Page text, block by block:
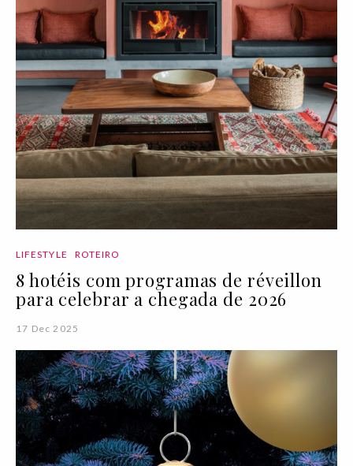
LIFESTYLE ROTEIRO
8 hotéis com programas de réveillon
para celebrar a chegada de 2026
17 Dec 2025